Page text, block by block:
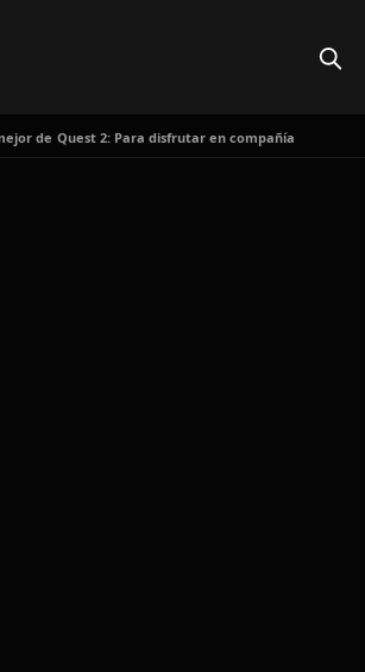
de Quest 2: Para disfrutar en compañía